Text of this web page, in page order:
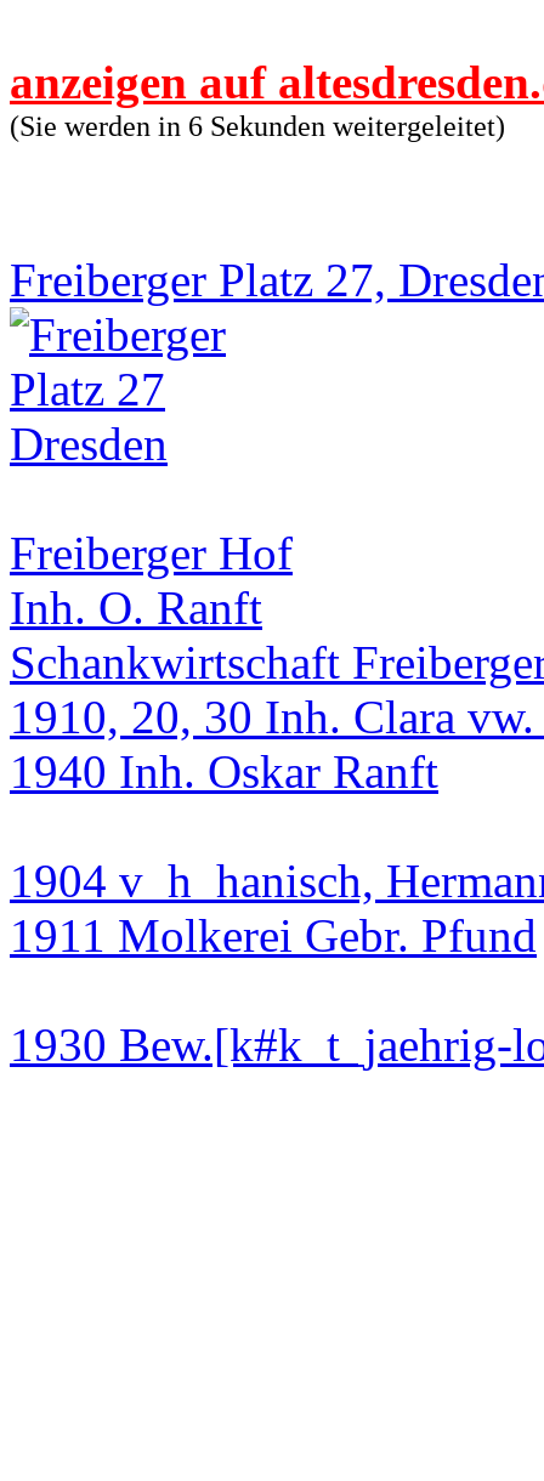
anzeigen auf
(Sie werden in 6 Sekunden weitergeleitet)
Freiberger Platz 27,
Freiberger Hof
Inh. O. Ranft
Schankwirtschaft
1910, 20, 30 Inh. Clara
1940 Inh. Oskar Ranft
1904 v_h_hanisch,
1911 Molkerei Gebr. Pfund
1930 Bew.[k#k_t_jaehrig-